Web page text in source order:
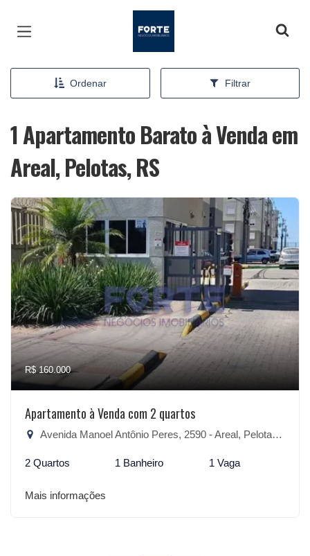
Ordenar Filtrar
1 Apartamento Barato à Venda em
Areal, Pelotas, RS
R$ 160.000
Apartamento à Venda com 2 quartos
Avenida Manoel Antônio Peres, 2590 - Areal, Pelotas-RS
2 Quartos 1 Banheiro 1 Vaga
Mais informações